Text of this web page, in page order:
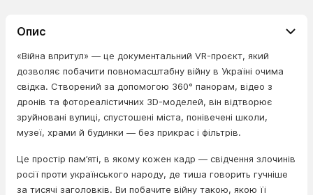
Опис
«Війна впритул» — це документальний VR-проєкт, який
дозволяє побачити повномасштабну війну в Україні очима
свідка. Створений за допомогою 360° панорам, відео з
дронів та фотореалістичних 3D-моделей, він відтворює
зруйновані вулиці, спустошені міста, понівечені школи,
музеї, храми й будинки — без прикрас і фільтрів.
Це простір пам’яті, в якому кожен кадр — свідчення злочинів
росії проти українського народу, де тиша говорить гучніше
за тисячі заголовків. Ви побачите війну такою, якою її